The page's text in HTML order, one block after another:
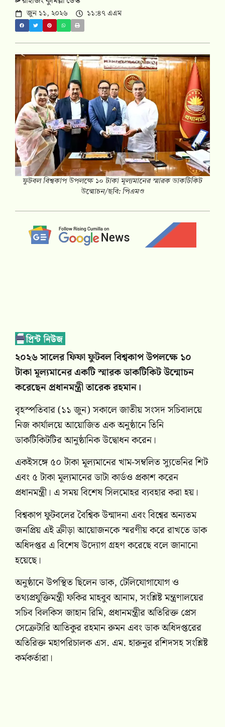
জুন ১১, ২০২৬ ১১:৪৭ এএম
ফুটবল বিশ্বকাপ উপলক্ষে ১০ টাকা মূল্যমানের স্মারক ডাকটিকিট
উন্মোচন/ছবি: পিএমও
২০২৬ সালের ফিফা ফুটবল বিশ্বকাপ উপলক্ষে ১০
টাকা মূল্যমানের একটি স্মারক ডাকটিকিট উন্মোচন
করেছেন প্রধানমন্ত্রীতারেক রহমান।
বৃহস্পতিবার (১১ জুন) সকালে জাতীয় সংসদ সচিবালয়ে
নিজ কার্যালয়ে আয়োজিত এক অনুষ্ঠানে তিনি
ডাকটিকিটটির আনুষ্ঠানিক উদ্বোধন করেন।
একইসঙ্গে ৫০ টাকা মূল্যমানের খাম-সম্বলিত স্যুভেনির শিট
এবং ৫ টাকা মূল্যমানের ডাটা কার্ডও প্রকাশ করেন
প্রধানমন্ত্রী। এ সময় বিশেষ সিলমোহর ব্যবহার করা হয়।
বিশ্বকাপ ফুটবলের বৈশ্বিক উন্মাদনা এবং বিশ্বের অন্যতম
জনপ্রিয় এই ক্রীড়া আয়োজনকে স্মরণীয় করে রাখতে ডাক
অধিদপ্তর এ বিশেষ উদ্যোগ গ্রহণ করেছে বলে জানানো
হয়েছে।
অনুষ্ঠানে উপস্থিত ছিলেন ডাক, টেলিযোগাযোগ ও
তথ্যপ্রযুক্তিমন্ত্রীফকির মাহবুব আনাম, সংশ্লিষ্ট মন্ত্রণালয়ের
সচিব বিলকিস জাহান রিমি, প্রধানমন্ত্রীর অতিরিক্ত প্রেস
সেক্রেটারি আতিকুর রহমান রুমন এবং ডাক অধিদপ্তরের
অতিরিক্ত মহাপরিচালক এস. এম. হারুনুর রশিদসহ সংশ্লিষ্ট
কর্মকর্তারা।